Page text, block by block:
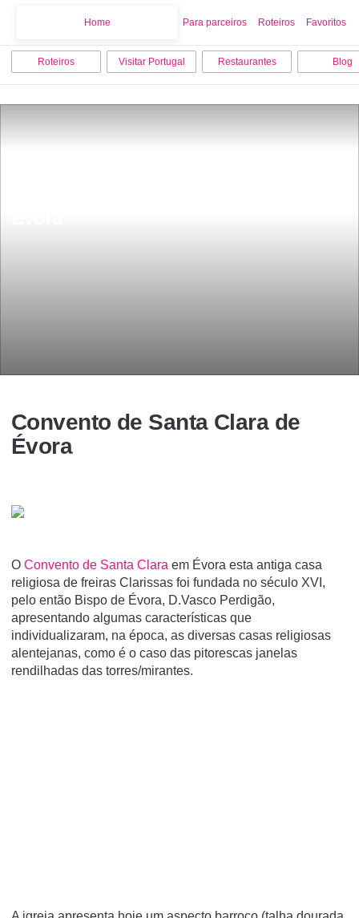
Home Para parceiros Roteiros Favoritos
Roteiros Visitar Portugal Restaurantes Blog
Convento de Santa Clara de
Évora
O Convento de Santa Clara em Évora esta antiga casa
religiosa de freiras Clarissas foi fundada no século XVI,
pelo então Bispo de Évora, D.Vasco Perdigão,
apresentando algumas caracterí­sticas que
individualizaram, na época, as diversas casas religiosas
alentejanas, como é o caso das pitorescas janelas
rendilhadas das torres/mirantes.